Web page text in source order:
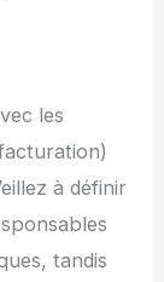
les
à définir
tandis